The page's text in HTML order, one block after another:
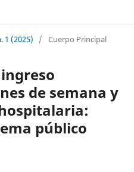
1 (2025) / Cuerpo Principal
de semana y
público